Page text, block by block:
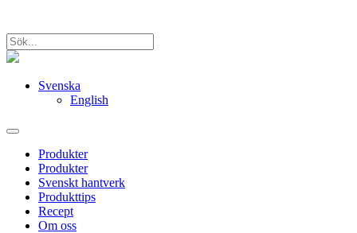
Svenska
English
Produkter
Produkter
Svenskt hantverk
Produkttips
Recept
Om oss